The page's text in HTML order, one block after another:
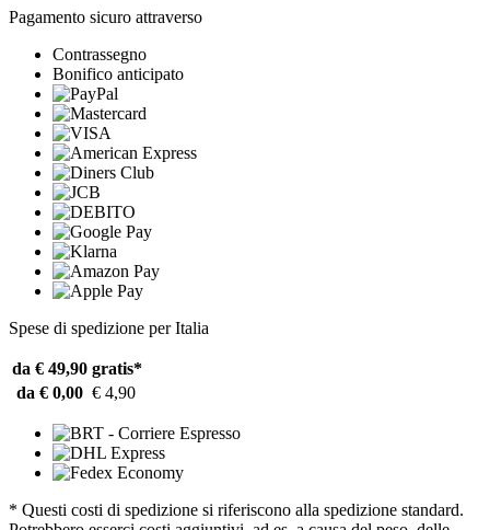
Pagamento sicuro attraverso
Contrassegno
Bonifico anticipato
Spese di spedizione per Italia
da € 49,90 gratis*
da € 0,00 € 4,90
* Questi costi di spedizione si riferiscono alla spedizione standard.